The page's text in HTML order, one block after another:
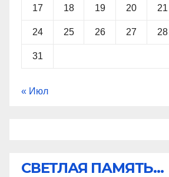
17 18 19 20 21
24 25 26 27 28
31
« Июл
СВЕТЛАЯ ПАМЯТЬ...